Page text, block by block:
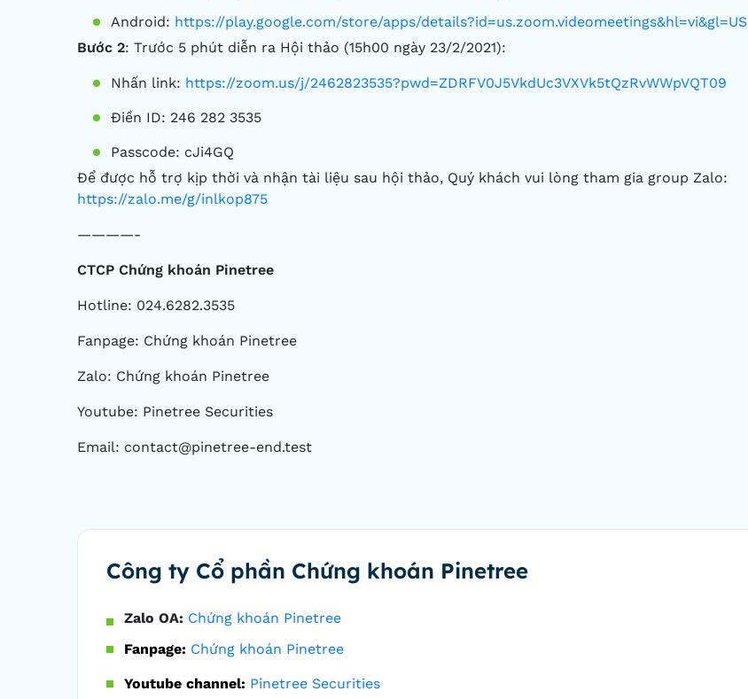
Android: https://play.google.com/store/apps/details?id=us.zoom.videomeetings&hl=vi&gl=US
Bước 2: Trước 5 phút diễn ra Hội thảo (15h00 ngày 23/2/2021):
Nhấn link: https://zoom.us/j/2462823535?pwd=ZDRFV0J5VkdUc3VXVk5tQzRvWWpVQT09
Điền ID: 246 282 3535
Passcode: cJi4GQ
Để được hỗ trợ kịp thời và nhận tài liệu sau hội thảo, Quý khách vui lòng tham gia group Zalo:
https://zalo.me/g/inlkop875
————-
CTCP Chứng khoán Pinetree
Hotline: 024.6282.3535
Fanpage: Chứng khoán Pinetree
Zalo: Chứng khoán Pinetree
Youtube: Pinetree Securities
Email: contact@pinetree-end.test
Công ty Cổ phần Chứng khoán Pinetree
Zalo OA: Chứng khoán Pinetree
Fanpage: Chứng khoán Pinetree
Youtube channel: Pinetree Securities